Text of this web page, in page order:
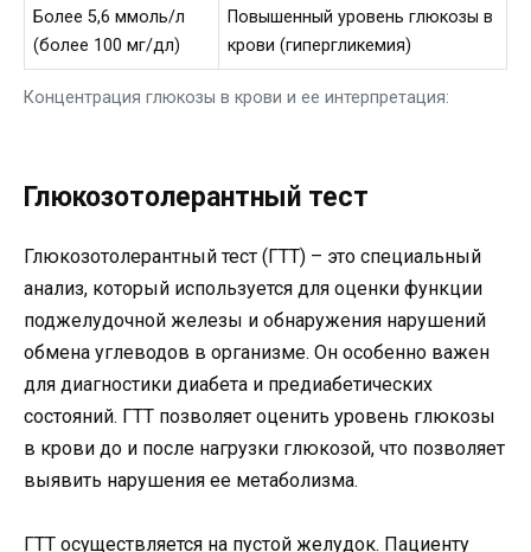
Концентрация глюкозы в крови и ее интерпретация:
Более 5,6 ммоль/л
(более 100 мг/дл)
Повышенный уровень глюкозы в
крови (гипергликемия)
Глюкозотолерантный тест
Глюкозотолерантный тест (ГТТ) – это специальный
анализ, который используется для оценки функции
поджелудочной железы и обнаружения нарушений
обмена углеводов в организме. Он особенно важен
для диагностики диабета и предиабетических
состояний. ГТТ позволяет оценить уровень глюкозы
в крови до и после нагрузки глюкозой, что позволяет
выявить нарушения ее метаболизма.
ГТТ осуществляется на пустой желудок. Пациенту